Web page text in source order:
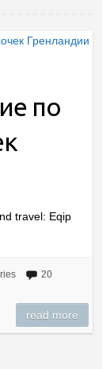
по
travel: Eqip
20
read more